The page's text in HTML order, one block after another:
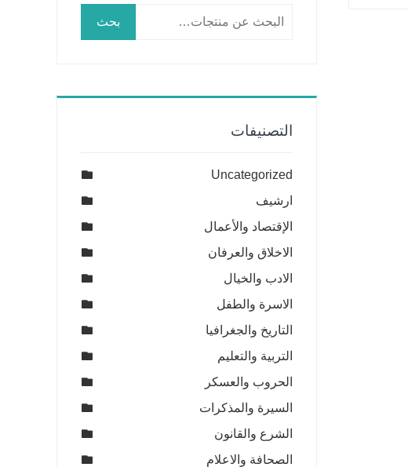
بحث
التصنيفات
Uncategorized
ارشيف
الإقتصاد والأعمال
الاخلاق والعرفان
الادب والخيال
الاسرة والطفل
التاريخ والجغرافيا
التربية والتعليم
الحروب والعسكر
السيرة والمذكرات
الشرع والقانون
الصحافة والاعلام